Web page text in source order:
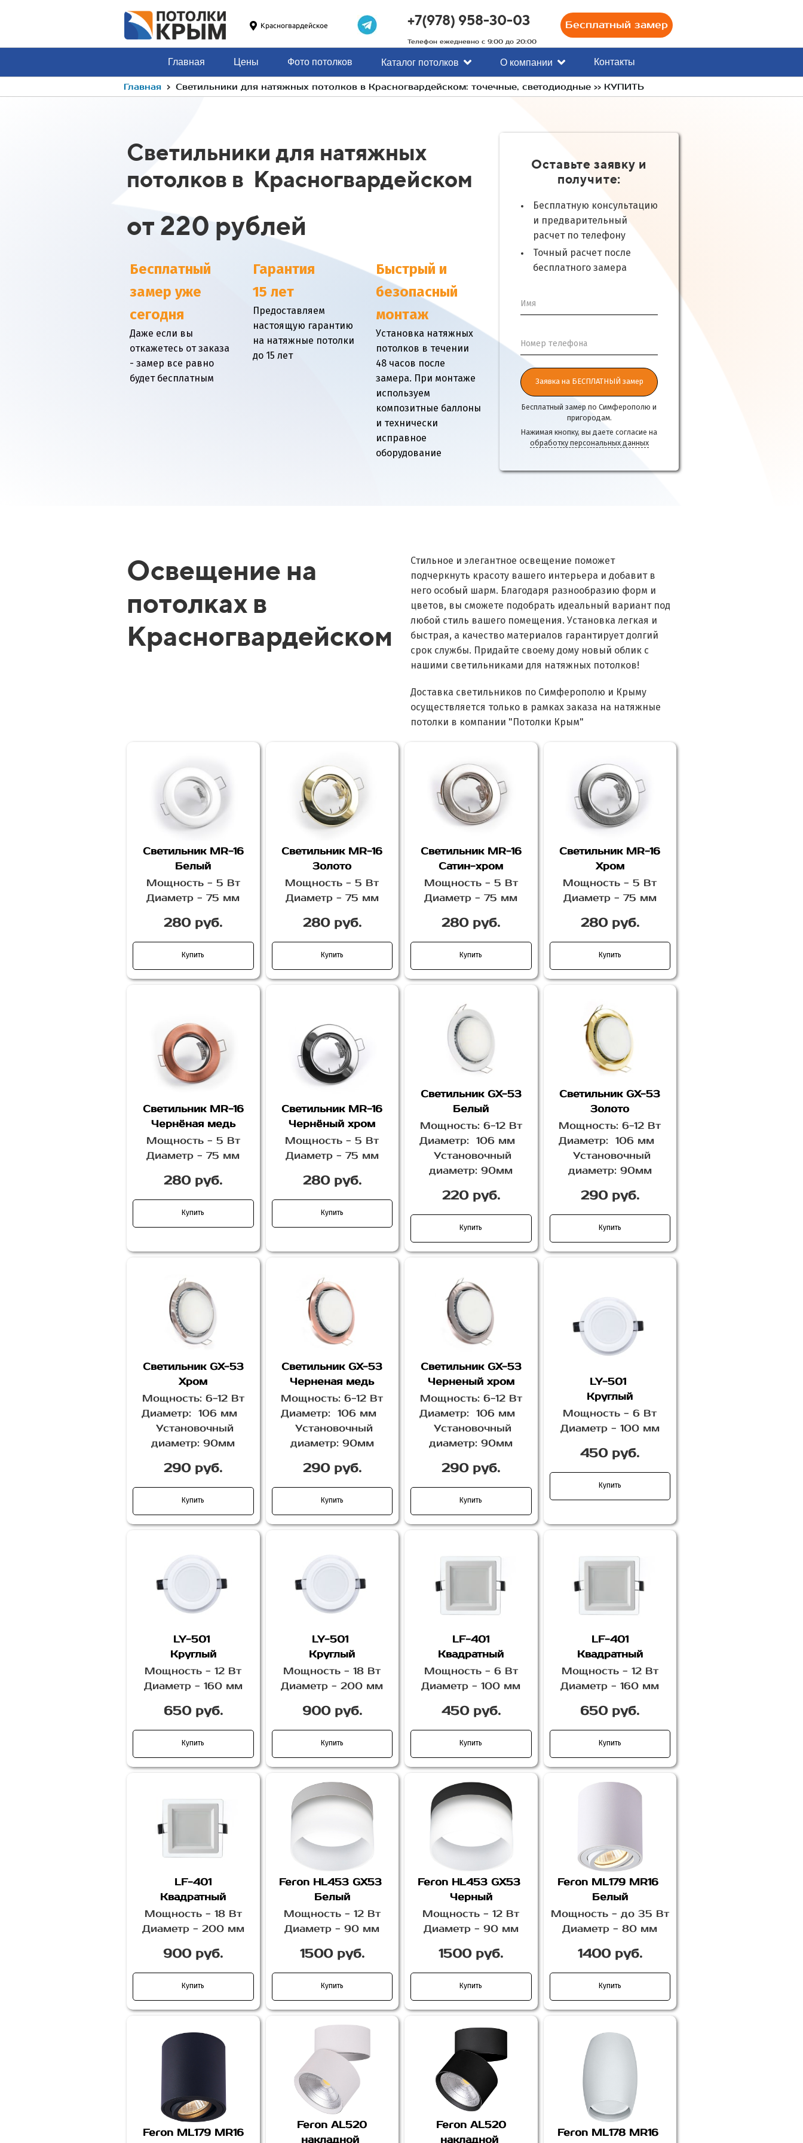
Красногвардейское +7(978) 958-30-03
Телефон ежедневно с 9:00 до 20:00
Бесплатный замер
Главная Цены Фото потолков Каталог потолков О компании Контакты
Главная › Светильники для натяжных потолков в Красногвардейском: точечные, светодиодные >> КУПИТЬ
Светильники для натяжных
потолков в Красногвардейском
от 220 рублей
Бесплатный
замер уже
сегодня
Даже если вы
откажетесь от заказа
- замер все равно
будет бесплатным
Гарантия
15 лет
Предоставляем
настоящую гарантию
на натяжные потолки
до 15 лет
Быстрый и
безопасный
монтаж
Установка натяжных
потолков в течении
48 часов после
замера. При монтаже
используем
композитные баллоны
и технически
исправное
оборудование
Оставьте заявку и
получите:
Бесплатную консультацию
и предварительный
расчет по телефону
Точный расчет после
бесплатного замера
Имя
Номер телефона
Заявка на БЕСПЛАТНЫЙ замер
Бесплатный замер по Симферополю и
пригородам.
Нажимая кнопку, вы даете согласие на
обработку персональных данных
Освещение на
потолках в
Красногвардейском
Стильное и элегантное освещение поможет
подчеркнуть красоту вашего интерьера и добавит в
него особый шарм. Благодаря разнообразию форм и
цветов, вы сможете подобрать идеальный вариант под
любой стиль вашего помещения. Установка легкая и
быстрая, а качество материалов гарантирует долгий
срок службы. Придайте своему дому новый облик с
нашими светильниками для натяжных потолков!
Доставка светильников по Симферополю и Крыму
осуществляется только в рамках заказа на натяжные
потолки в компании "Потолки Крым"
Светильник MR-16
Белый
Мощность - 5 Вт
Диаметр - 75 мм
280 руб.
Купить
Светильник MR-16
Золото
Мощность - 5 Вт
Диаметр - 75 мм
280 руб.
Купить
Светильник MR-16
Сатин-хром
Мощность - 5 Вт
Диаметр - 75 мм
280 руб.
Купить
Светильник MR-16
Хром
Мощность - 5 Вт
Диаметр - 75 мм
280 руб.
Купить
Светильник MR-16
Чернёная медь
Мощность - 5 Вт
Диаметр - 75 мм
280 руб.
Купить
Светильник MR-16
Чернёный хром
Мощность - 5 Вт
Диаметр - 75 мм
280 руб.
Купить
Светильник GX-53
Белый
Мощность: 6-12 Вт
Диаметр: 106 мм
Установочный
диаметр: 90мм
220 руб.
Купить
Светильник GX-53
Золото
Мощность: 6-12 Вт
Диаметр: 106 мм
Установочный
диаметр: 90мм
290 руб.
Купить
Светильник GX-53
Хром
Мощность: 6-12 Вт
Диаметр: 106 мм
Установочный
диаметр: 90мм
290 руб.
Купить
Светильник GX-53
Черненая медь
Мощность: 6-12 Вт
Диаметр: 106 мм
Установочный
диаметр: 90мм
290 руб.
Купить
Светильник GX-53
Черненый хром
Мощность: 6-12 Вт
Диаметр: 106 мм
Установочный
диаметр: 90мм
290 руб.
Купить
LY-501
Круглый
Мощность - 6 Вт
Диаметр - 100 мм
450 руб.
Купить
LY-501
Круглый
Мощность - 12 Вт
Диаметр - 160 мм
650 руб.
Купить
LY-501
Круглый
Мощность - 18 Вт
Диаметр - 200 мм
900 руб.
Купить
LF-401
Квадратный
Мощность - 6 Вт
Диаметр - 100 мм
450 руб.
Купить
LF-401
Квадратный
Мощность - 12 Вт
Диаметр - 160 мм
650 руб.
Купить
LF-401
Квадратный
Мощность - 18 Вт
Диаметр - 200 мм
900 руб.
Купить
Feron HL453 GX53
Белый
Мощность - 12 Вт
Диаметр - 90 мм
1500 руб.
Купить
Feron HL453 GX53
Черный
Мощность - 12 Вт
Диаметр - 90 мм
1500 руб.
Купить
Feron ML179 MR16
Белый
Мощность - до 35 Вт
Диаметр - 80 мм
1400 руб.
Купить
Feron ML179 MR16
Feron AL520
накладной
Feron AL520
накладной
Feron ML178 MR16